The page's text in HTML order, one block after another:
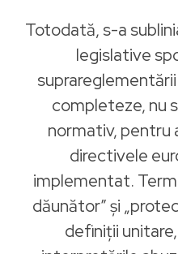
Totodată, s-a
legislative
completeze, nu
normativ, pentru
directivele
implementat.
dăunător” și
definiții